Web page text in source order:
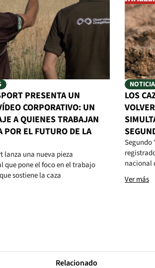
PRESENTA UN
CORPORATIVO: UN
A QUIENES TRABAJAN
POR EL FUTURO DE LA
lanza una nueva pieza
que pone el foco en el trabajo
sostiene la caza
LOS
Segundo
nacional
Ver más
Relacionado